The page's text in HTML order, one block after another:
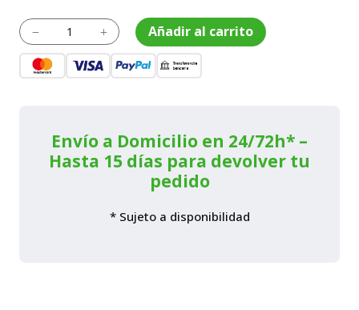
original
era:
86,50€.
actual
es:
77,85€.
K
Herramienta
multifunción
Prolongador
L Añadir al carrito
Envío a Domicilio en 24/72h* –
Hasta 15 días para devolver tu
pedido
* Sujeto a disponibilidad